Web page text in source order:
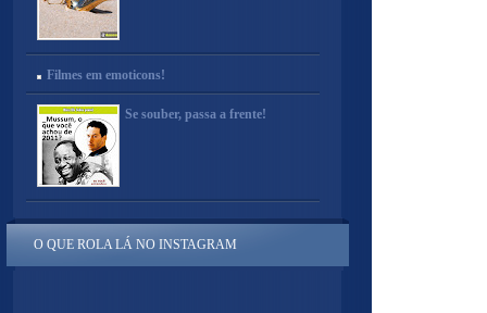
Filmes em emoticons!
Se souber, passa a frente!
O QUE ROLA LÁ NO INSTAGRAM